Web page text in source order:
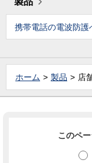
携帯電話の電波防護
ホーム 製品 店
このペ